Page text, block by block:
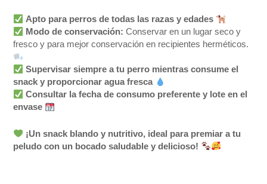
Apto para perros de todas las razas y edades
Modo de conservación: Conservar en un lugar seco y
fresco y para mejor conservación en recipientes herméticos.
Supervisar siempre a tu perro mientras consume el
snack y proporcionar agua fresca
Consultar la fecha de consumo preferente y lote en el
envase
¡Un snack blando y nutritivo, ideal para premiar a tu
peludo con un bocado saludable y delicioso!